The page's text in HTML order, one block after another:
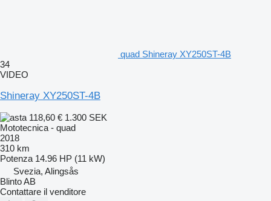
quad Shineray XY250ST-4B
34
VIDEO
Shineray XY250ST-4B
118,60 € 1.300 SEK
Mototecnica - quad
2018
310 km
Potenza 14.96 HP (11 kW)
Svezia, Alingsås
Blinto AB
Contattare il venditore